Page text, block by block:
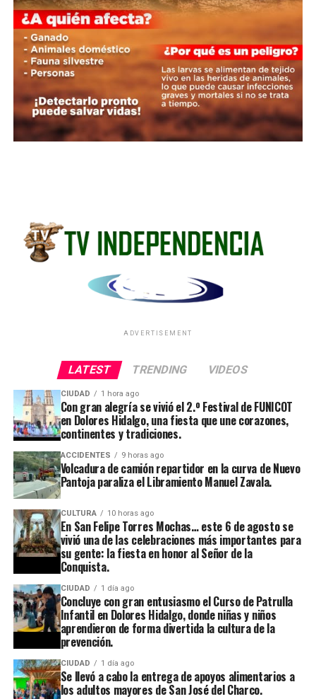
ADVERTISEMENT
LATEST TRENDING VIDEOS
CIUDAD 1 hora ago
Con gran alegría se vivió el 2.º Festival de FUNICOT
en Dolores Hidalgo, una fiesta que une corazones,
continentes y tradiciones.
ACCIDENTES 9 horas ago
Volcadura de camión repartidor en la curva de Nuevo
Pantoja paraliza el Libramiento Manuel Zavala.
CULTURA 10 horas ago
En San Felipe Torres Mochas… este 6 de agosto se
vivió una de las celebraciones más importantes para
su gente: la fiesta en honor al Señor de la
Conquista.
CIUDAD 1 día ago
Concluye con gran entusiasmo el Curso de Patrulla
Infantil en Dolores Hidalgo, donde niñas y niños
aprendieron de forma divertida la cultura de la
prevención.
CIUDAD 1 día ago
Se llevó a cabo la entrega de apoyos alimentarios a
los adultos mayores de San José del Charco.